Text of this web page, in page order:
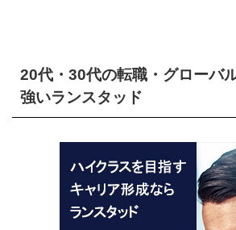
20代・30代の転職・グローバ
強いランスタッド